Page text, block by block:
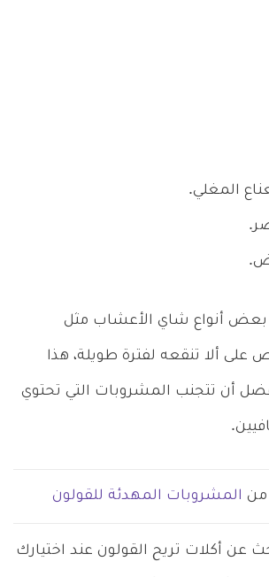
المغلي.
بعض أنواع شاي الأعشاب مثل
على ألا تنقعه لفترة طويلة، هذا
أن تتجنب المشروبات التي تحتوي
من المشروبات المهدئة للقولون
عن أكلات تريح القولون عند اختيارك